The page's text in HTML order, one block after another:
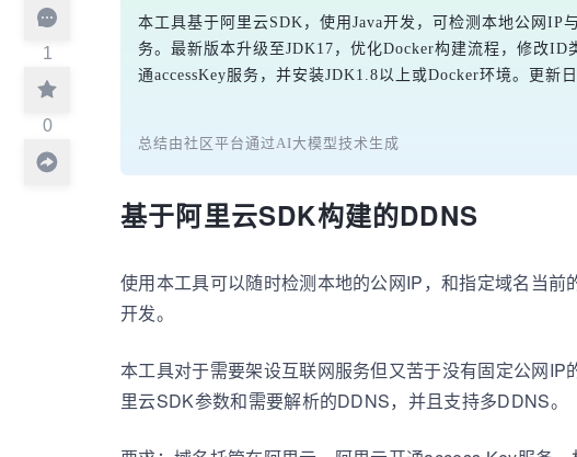
1
0
本工具基于阿里云SDK，使用Java开发，可检测本地公网
务。最新版本升级至JDK17，优化Docker构建流程，修改
通accessKey服务，并安装JDK1.8以上或Docker环境。更新
总结由社区平台通过AI大模型技术生成
基于阿里云SDK构建的DDNS
使用本工具可以随时检测本地的公网IP，和指定域名当
开发。
本工具对于需要架设互联网服务但又苦于没有固定公网
里云SDK参数和需要解析的DDNS，并且支持多DDNS。